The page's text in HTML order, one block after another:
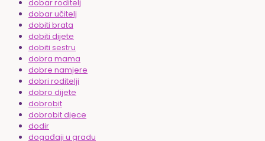
dobar roditelj
dobar učitelj
dobiti brata
dobiti dijete
dobiti sestru
dobra mama
dobre namjere
dobri roditelji
dobro dijete
dobrobit
dobrobit djece
dodir
događaji u gradu